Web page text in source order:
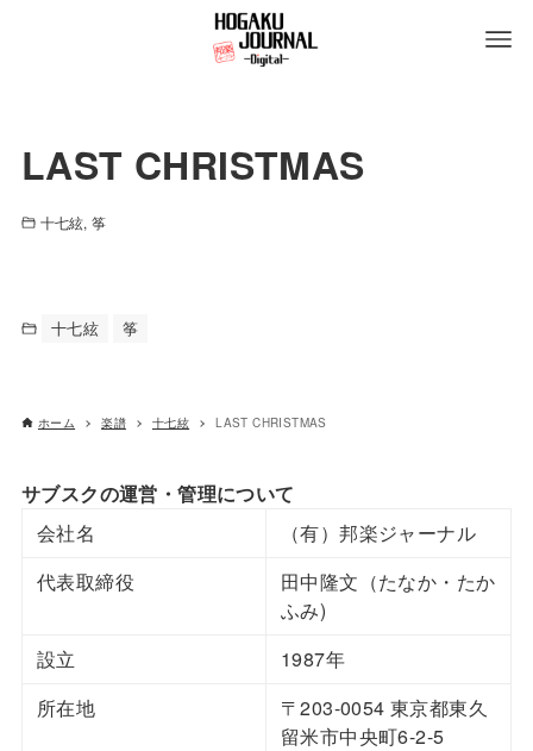
LAST CHRISTMAS
十七絃 筝
十七絃 筝
ホーム 楽譜 十七絃 LAST CHRISTMAS
サブスクの運営・管理について
会社名
（有）邦楽ジャーナル
代表取締役
田中隆文（たなか・たか
ふみ)
設立
1987年
所在地
〒203-0054 東京都東久
留米市中央町6-2-5